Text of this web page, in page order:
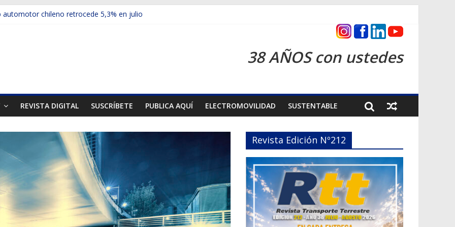
automotor chileno retrocede 5,3% en julio
presentó la recién estrenada Bolden en la Expo Compras Públicas 2026
mercado internacional en lanzar la nueva Maxus T70
38 AÑOS con ustedes
REVISTA DIGITAL SUSCRÍBETE PUBLICA AQUÍ ELECTROMOVILIDAD SUSTENTABLE
Revista Edición Nº212